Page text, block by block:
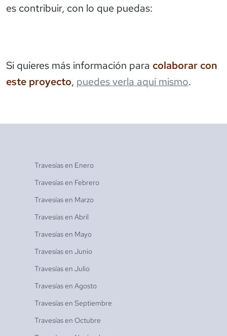
es contribuir, con lo que puedas:
Si quieres más información para colaborar con
este proyecto, puedes verla aquí mismo.
Travesías en Enero
Travesías en Febrero
Travesías en Marzo
Travesías en Abril
Travesías en Mayo
Travesías en Junio
Travesías en Julio
Travesías en Agosto
Travesías en Septiembre
Travesías en Octubre